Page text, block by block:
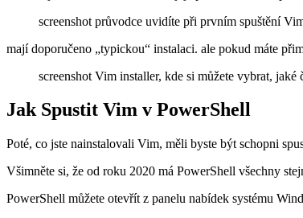
screenshot průvodce uvidíte při prvním spuštění
mají doporučeno „typickou“ instalaci. ale pokud máte
screenshot Vim installer, kde si můžete vybrat, jaké
Jak Spustit Vim v PowerShell
Poté, co jste nainstalovali Vim, měli byste být schopni
Všimněte si, že od roku 2020 má PowerShell všechny
PowerShell můžete otevřít z panelu nabídek systému